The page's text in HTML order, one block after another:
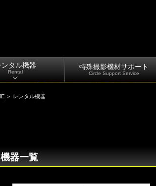
ンタル機器
Rental
特殊撮影機材サポート
Circle Support Service
＞ レンタル機器
機器一覧